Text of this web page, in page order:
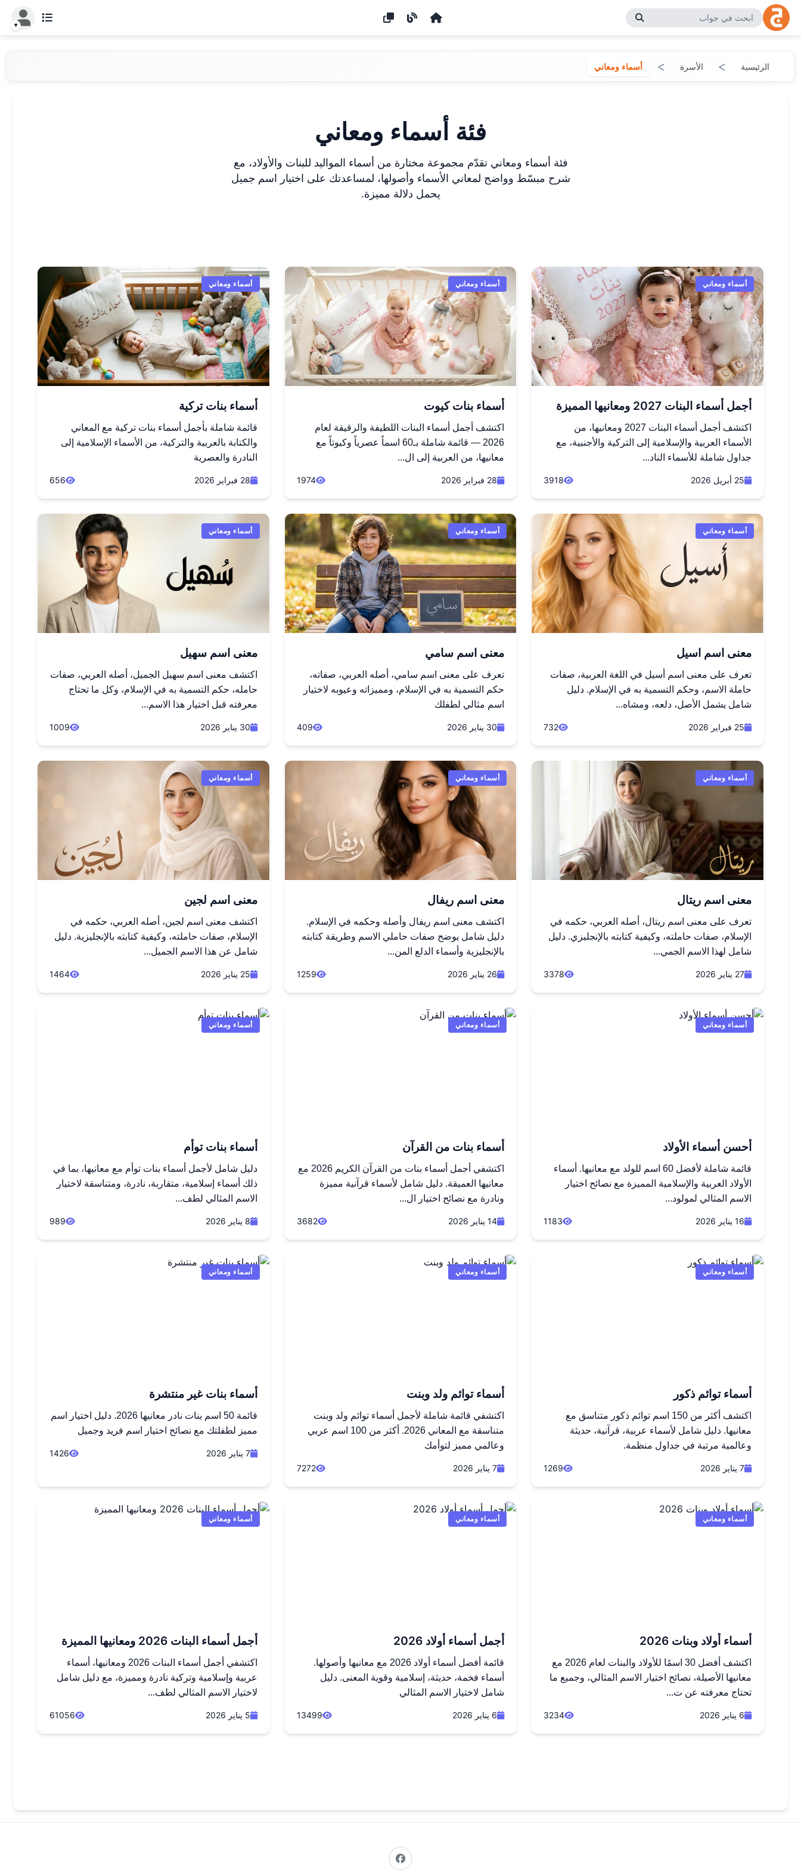
أسماء ومعاني الأسرة الرئيسية
فئة أسماء ومعاني
فئة أسماء ومعاني تقدّم مجموعة مختارة من أسماء المواليد للبنات والأولاد، مع
شرح مبسّط وواضح لمعاني الأسماء وأصولها، لمساعدتك على اختيار اسم جميل
يحمل دلالة مميزة.
أسماء ومعاني
أجمل أسماء البنات 2027 ومعانيها المميزة
اكتشف أجمل أسماء البنات 2027 ومعانيها، من
الأسماء العربية والإسلامية إلى التركية والأجنبية، مع
جداول شاملة للأسماء الناد...
25 أبريل 2026 3918
أسماء ومعاني
أسماء بنات كيوت
اكتشف أجمل أسماء البنات اللطيفة والرقيقة لعام
2026 — قائمة شاملة بـ60 اسماً عصرياً وكيوتاً مع
معانيها، من العربية إلى ال...
28 فبراير 2026 1974
أسماء ومعاني
أسماء بنات تركية
قائمة شاملة بأجمل أسماء بنات تركية مع المعاني
والكتابة بالعربية والتركية، من الأسماء الإسلامية إلى
النادرة والعصرية
28 فبراير 2026 656
أسماء ومعاني
معنى اسم اسيل
تعرف على معنى اسم أسيل في اللغة العربية، صفات
حاملة الاسم، وحكم التسمية به في الإسلام. دليل
شامل يشمل الأصل، دلعه، ومشاه...
25 فبراير 2026 732
أسماء ومعاني
معنى اسم سامي
تعرف على معنى اسم سامي، أصله العربي، صفاته،
حكم التسمية به في الإسلام، ومميزاته وعيوبه لاختيار
اسم مثالي لطفلك
30 يناير 2026 409
أسماء ومعاني
معنى اسم سهيل
اكتشف معنى اسم سهيل الجميل، أصله العربي، صفات
حامله، حكم التسمية به في الإسلام، وكل ما تحتاج
معرفته قبل اختيار هذا الاسم...
30 يناير 2026 1009
أسماء ومعاني
معنى اسم ريتال
تعرف على معنى اسم ريتال، أصله العربي، حكمه في
الإسلام، صفات حاملته، وكيفية كتابته بالإنجليزي. دليل
شامل لهذا الاسم الجمي...
27 يناير 2026 3378
أسماء ومعاني
معنى اسم ريفال
اكتشف معنى اسم ريفال وأصله وحكمه في الإسلام.
دليل شامل يوضح صفات حاملي الاسم وطريقة كتابته
بالإنجليزية وأسماء الدلع المن...
26 يناير 2026 1259
أسماء ومعاني
معنى اسم لجين
اكتشف معنى اسم لجين، أصله العربي، حكمه في
الإسلام، صفات حاملته، وكيفية كتابته بالإنجليزية. دليل
شامل عن هذا الاسم الجميل...
25 يناير 2026 1464
أسماء ومعاني
أحسن أسماء الأولاد
قائمة شاملة لأفضل 60 اسم للولد مع معانيها. أسماء
الأولاد العربية والإسلامية المميزة مع نصائح اختيار
الاسم المثالي لمولود...
16 يناير 2026 1183
أسماء ومعاني
أسماء بنات من القرآن
اكتشفي أجمل أسماء بنات من القرآن الكريم 2026 مع
معانيها العميقة. دليل شامل لأسماء قرآنية مميزة
ونادرة مع نصائح اختيار ال...
14 يناير 2026 3682
أسماء ومعاني
أسماء بنات توأم
دليل شامل لأجمل أسماء بنات توأم مع معانيها، بما في
ذلك أسماء إسلامية، متقاربة، نادرة، ومتناسقة لاختيار
الاسم المثالي لطف...
8 يناير 2026 989
أسماء ومعاني
أسماء توائم ذكور
اكتشف أكثر من 150 اسم توائم ذكور متناسق مع
معانيها. دليل شامل لأسماء عربية، قرآنية، حديثة
وعالمية مرتبة في جداول منظمة.
7 يناير 2026 1269
أسماء ومعاني
أسماء توائم ولد وبنت
اكتشفي قائمة شاملة لأجمل أسماء توائم ولد وبنت
متناسقة مع المعاني 2026. أكثر من 100 اسم عربي
وعالمي مميز لتوأمك
7 يناير 2026 7272
أسماء ومعاني
أسماء بنات غير منتشرة
قائمة 50 اسم بنات نادر معانيها 2026. دليل اختيار اسم
مميز لطفلتك مع نصائح اختيار اسم فريد وجميل
7 يناير 2026 1426
أسماء ومعاني
أسماء أولاد وبنات 2026
اكتشف أفضل 30 اسمًا للأولاد والبنات لعام 2026 مع
معانيها الأصيلة، نصائح اختيار الاسم المثالي، وجميع ما
تحتاج معرفته عن ت...
6 يناير 2026 3234
أسماء ومعاني
أجمل أسماء أولاد 2026
قائمة أفضل أسماء أولاد 2026 مع معانيها وأصولها.
أسماء فخمة، حديثة، إسلامية وقوية المعنى. دليل
شامل لاختيار الاسم المثالي
6 يناير 2026 13499
أسماء ومعاني
أجمل أسماء البنات 2026 ومعانيها المميزة
اكتشفي أجمل أسماء البنات 2026 ومعانيها، أسماء
عربية وإسلامية وتركية نادرة ومميزة، مع دليل شامل
لاختيار الاسم المثالي لطف...
5 يناير 2026 61056